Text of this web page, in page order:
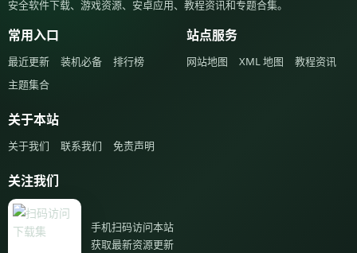
安全软件下载、游戏资源、安卓应用、教程资讯和专题合集。
常用入口
最近更新 装机必备
排行榜
主题集合
站点服务
网站地图 XML 地图 教程资讯
关于本站
关于我们 联系我们 免责声明
关注我们
手机扫码访问本站
获取最新资源更新